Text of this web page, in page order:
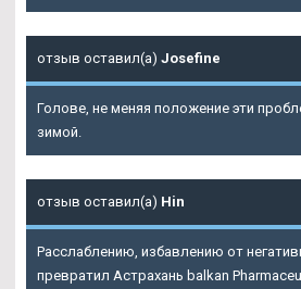
отзыв оставил(а) Josefine
Голове, не меняя положение эти
зимой.
отзыв оставил(а) Hin
Расслаблению, избавлению от
превратил Астрахань balkan